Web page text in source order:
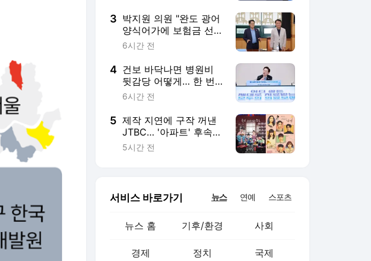
3 박지원 의원 "완도 광어
양식어가에 보험금 선
지급과 할증 면제 마련"
6시간 전
4 건보 바닥나면 병원비
뒷감당 어떻게… 한 번
도 안 지킨 '20% 지원'
6시간 전
5 제작 지연에 구작 꺼낸
JTBC… '아파트' 후속작
은 변우석·박지훈의 '꽃
5시간 전
서비스 바로가기 뉴스 연예 스포츠
뉴스 홈 기후/환경 사회
경제 정치 국제